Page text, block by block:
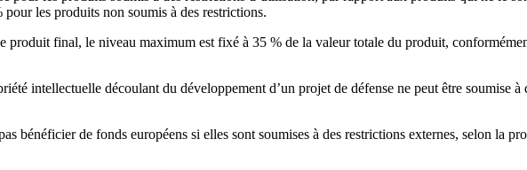
les produits non soumis à des restrictions.
produit final, le niveau maximum est fixé à 35 % de la valeur totale du produit,
intellectuelle découlant du développement d’un projet de défense ne peut être soumise
bénéficier de fonds européens si elles sont soumises à des restrictions externes, selon la